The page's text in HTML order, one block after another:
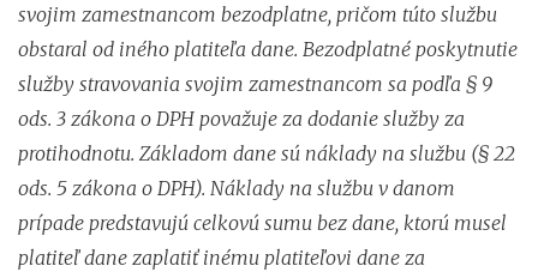
svojim zamestnancom bezodplatne, pričom túto službu
obstaral od iného platiteľa dane. Bezodplatné poskytnutie
služby stravovania svojim zamestnancom sa podľa § 9
ods. 3 zákona o DPH považuje za dodanie služby za
protihodnotu. Základom dane sú náklady na službu (§ 22
ods. 5 zákona o DPH). Náklady na službu v danom
prípade predstavujú celkovú sumu bez dane, ktorú musel
platiteľ dane zaplatiť inému platiteľovi dane za